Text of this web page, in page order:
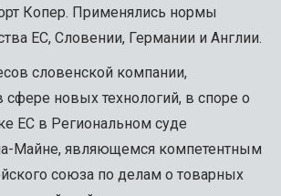
Копер. Применялись нормы
ЕС, Словении, Германии и Англии.
словенской компании,
новых технологий, в споре о
ЕС в Региональном суде
Майне, являющемся компетентным
союза по делам о товарных